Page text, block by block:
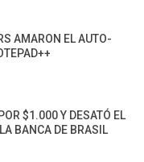
AMARON EL AUTO-
$1.000 Y DESATÓ EL
BANCA DE BRASIL